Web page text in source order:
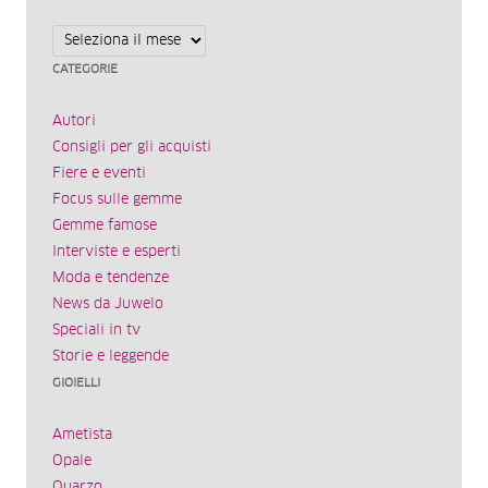
Archivi
CATEGORIE
Autori
Consigli per gli acquisti
Fiere e eventi
Focus sulle gemme
Gemme famose
Interviste e esperti
Moda e tendenze
News da Juwelo
Speciali in tv
Storie e leggende
GIOIELLI
Ametista
Opale